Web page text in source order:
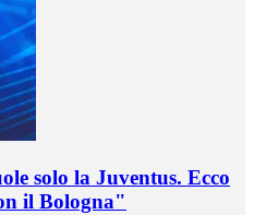
solo la Juventus. Ecco
il Bologna"